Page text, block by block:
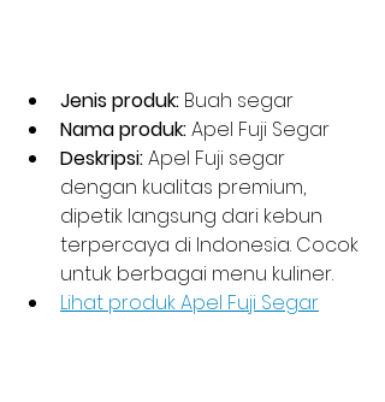
Jenis produk: Buah segar
Nama produk: Apel Fuji Segar
Deskripsi: Apel Fuji segar
dengan kualitas premium,
dipetik langsung dari kebun
terpercaya di Indonesia. Cocok
untuk berbagai menu kuliner.
Lihat produk Apel Fuji Segar